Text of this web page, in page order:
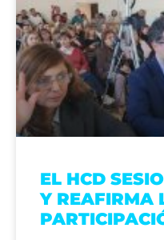
EL HCD
Y REAFIRMA